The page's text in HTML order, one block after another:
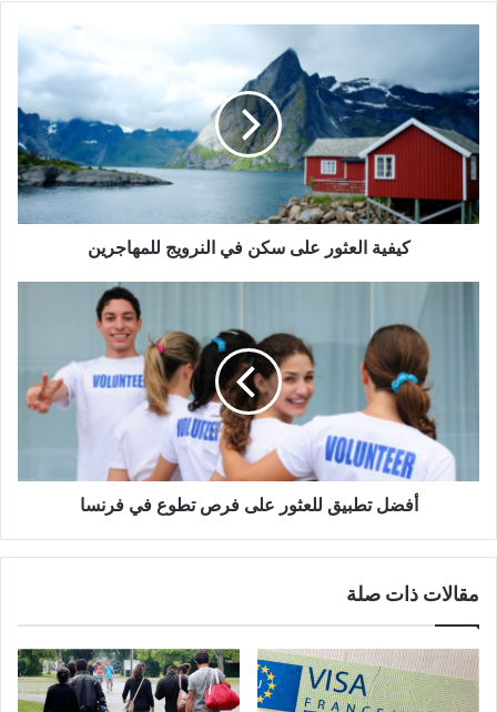
على
سكن
في
النرويج
كيفية العثور على سكن في النرويج للمهاجرين
فرنسا
أفضل تطبيق للعثور على فرص تطوع في فرنسا
مقالات ذات صلة